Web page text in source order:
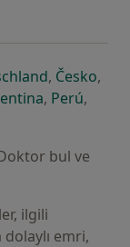
açılıraçılır
yeni bir
, Českoyeni
,
açılır
sekmede açılır
yeni bir
, Perúyeni
,
bul ve
ilgili
emri,